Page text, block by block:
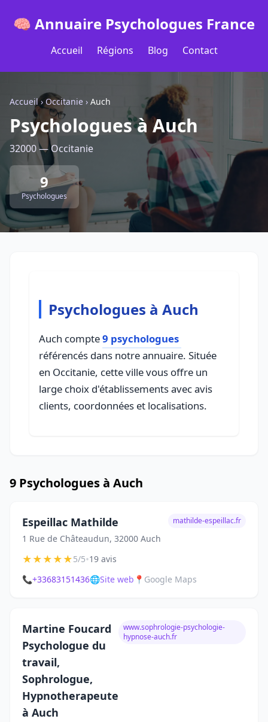
🧠 Annuaire Psychologues France
Accueil Régions Blog Contact
Accueil› Occitanie › Auch
Psychologues à Auch
32000 — Occitanie
9
Psychologues
Psychologues à Auch
Auch compte9 psychologues
référencés dans notre annuaire. Située
en Occitanie, cette ville vous offre un
large choix d'établissements avec avis
clients, coordonnées et localisations.
9 Psychologues à Auch
Espeillac Mathilde
1 Rue de Châteaudun, 32000 Auch
mathilde-espeillac.fr
★★★★★5/5•19 avis
📞+33683151436🌐Site web 📍 Google Maps
Martine Foucard
Psychologue du
travail,
Sophrologue,
Hypnotherapeute
à Auch
www.sophrologie-psychologie-
hypnose-auch.fr